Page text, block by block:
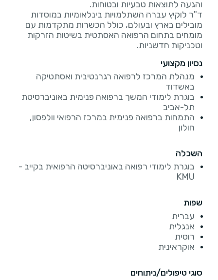
ד"ר לוקיץ עברה השתלמויות בינלאומיות במוסדות
מובילים בארץ ובעולם, כולל הכשרות מתקדמות עם
מומחים בתחום הרפואה האסתטית בשיטות הזרקות
וטכניקות חדשניות.
נסיון מקצועי
מנהלת המרכז לרפואה רגרנטיבית ואסתטיקה
באשדוד
בוגרת לימודי המשך ברפואה פנימית באוניברסיטת
תל-אביב
התמחות ברפואה פנימית במרכז הרפואי וולפסון,
חולון
השכלה
בוגרת לימודי רפואה באוניברסיטה הרפואית בקייב -
KMU
שפות
עברית
אנגלית
רוסית
אוקראינית
סוגי טיפולים/ניתוחים